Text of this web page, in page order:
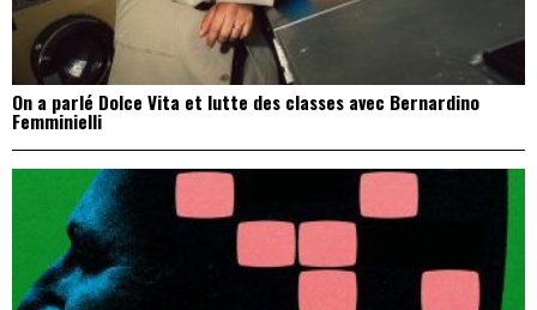
On a parlé Dolce Vita et lutte des classes avec Bernardino
Femminielli